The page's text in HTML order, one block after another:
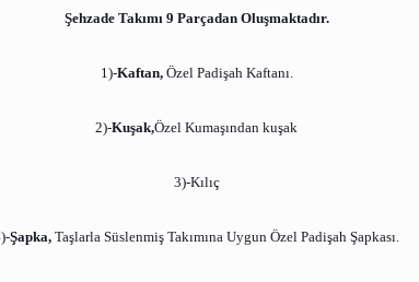
Şehzade Takımı 9 Parçadan Oluşmaktadır.
1)-Kaftan, Özel Padişah Kaftanı.
2)-Kuşak,Özel Kumaşından kuşak
3)-Kılıç
Şapka, Taşlarla Süslenmiş Takımına Uygun Özel Padişah Şapkası.